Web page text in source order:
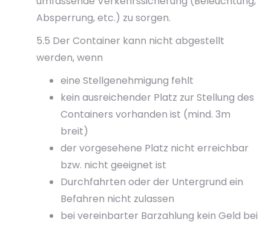
Absperrung, etc.) zu sorgen.
5.5 Der Container kann nicht abgestellt
werden, wenn
eine Stellgenehmigung fehlt
kein ausreichender Platz zur Stellung des
Containers vorhanden ist (mind. 3m
breit)
der vorgesehene Platz nicht erreichbar
bzw. nicht geeignet ist
Durchfahrten oder der Untergrund ein
Befahren nicht zulassen
bei vereinbarter Barzahlung kein Geld bei